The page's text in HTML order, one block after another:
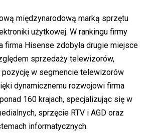
międzynarodową marką sprzętu
użytkowej. W rankingu firmy
firma Hisense zdobyła drugie miejsce
sprzedaży telewizorów,
pozycję w segmencie telewizorów
dynamicznemu rozwojowi firma
160 krajach, specjalizując się w
sprzęcie RTV i AGD oraz
informatycznych.